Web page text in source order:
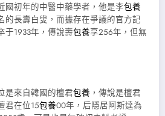
初年的中醫中藥學者，他是李包養
的長壽白叟，而據存在爭議的官方記
于1933年，傳說壽包養享256年，但無
來自韓國的檀君包養 ，傳說是檀君
君在位15包養00年，后隱居阿斯達為